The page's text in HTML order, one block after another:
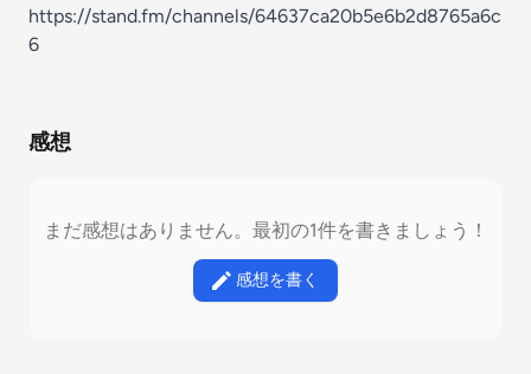
https://stand.fm/channels/64637ca20b5e6b2d8765a6c
6
感想
まだ感想はありません。最初の1件を書きましょう！
感想を書く